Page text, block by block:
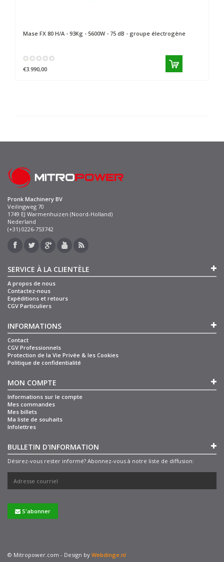
Mase FX 80 H/A - 93Kg - 5600W - 75 dB - groupe électrogène
€3.990,00
Pronk Machinery BV
Veilingweg 70
1749 EJ Warmenhuizen (Noord-Holland)
Nederland
(+31) 0226-753742
SERVICE À LA CLIENTÈLE
A propos de nous
Contactez-nous
Expéditions et retours
CGV Particuliers
INFORMATIONS
Contact
CGV Professionnels
Protection de la Vie Privée & les Cookies
Politique de confidentialité
MON COMPTE
Informations sur le compte
Mes commandes
Mes billets
Ma liste de souhaits
Infolettres
BULLETIN D'INFORMATION
Désirez-vous rester informé? Abonnez-vous à notre liste de diffusion:
S'abonner
© Mitropower.com - Design by Webdinge.nl